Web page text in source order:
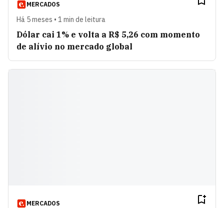
MERCADOS
Há 5 meses • 1 min de leitura
Dólar cai 1% e volta a R$ 5,26 com momento
de alívio no mercado global
MERCADOS